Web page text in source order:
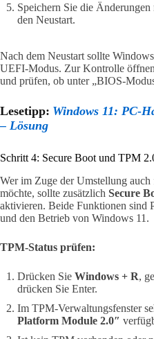
Speichern Sie die Änderungen
den Neustart.
Nach dem Neustart sollte
UEFI-Modus. Zur Kontrolle
und prüfen, ob unter „BIOS-
Lesetipp: Windows 11: PC-
– Lösung
Schritt 4: Secure Boot und TPM
Wer im Zuge der Umstellung
möchte, sollte zusätzlich Secure
aktivieren. Beide Funktionen sind
und den Betrieb von Windows 11.
TPM-Status prüfen:
Drücken Sie Windows + R,
drücken Sie Enter.
Im TPM-Verwaltungsfenster
Platform Module 2.0″